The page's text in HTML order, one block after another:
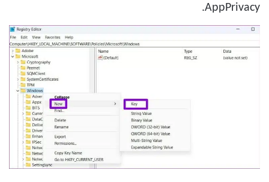
AppPrivacy.